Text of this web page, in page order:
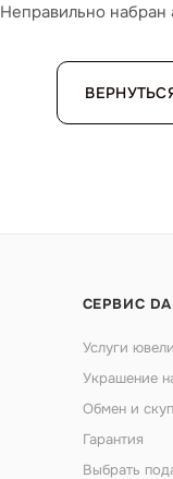
Неправильно набран
СЕРВИС
Услуги
Украшение
Обмен и
Гарантия
Выбрать